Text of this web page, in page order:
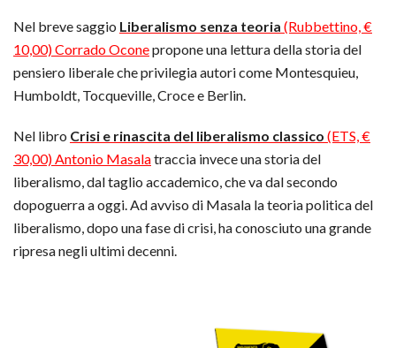
Nel breve saggio Liberalismo senza teoria (Rubbettino, €
10,00) Corrado Oconepropone una lettura della storia del
pensiero liberale che privilegia autori come Montesquieu,
Humboldt, Tocqueville, Croce e Berlin.
Nel libro Crisi e rinascita del liberalismo classico (ETS, €
30,00) Antonio Masalatraccia invece una storia del
liberalismo, dal taglio accademico, che va dal secondo
dopoguerra a oggi. Ad avviso di Masala la teoria politica del
liberalismo, dopo una fase di crisi, ha conosciuto una grande
ripresa negli ultimi decenni.